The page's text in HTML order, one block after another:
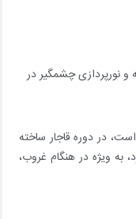
و نورپردازی چشمگیر در
در دوره قاجار ساخته
به ویژه در هنگام غروب،